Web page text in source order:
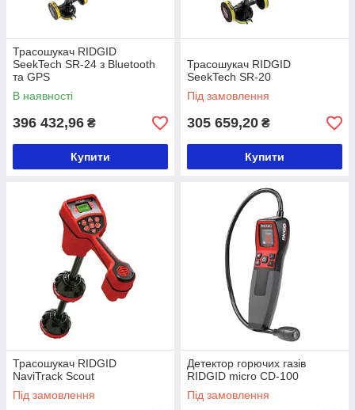
Трасошукач RIDGID
SeekTech SR-24 з Bluetooth
та GPS
В наявності
396 432,96 ₴
Купити
Трасошукач RIDGID
SeekTech SR-20
Під замовлення
305 659,20 ₴
Купити
Трасошукач RIDGID
NaviTrack Scout
Під замовлення
Детектор горючих газів
RIDGID micro CD-100
Під замовлення